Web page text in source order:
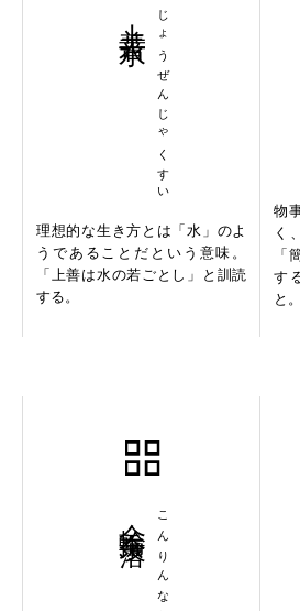
じょうぜんじゃくすい
理想的な生き方とは「水」のよ
うであることだという意味。
「上善は水の若ごとし」と訓読
する。
物
く
「
す
と
こんりんならく